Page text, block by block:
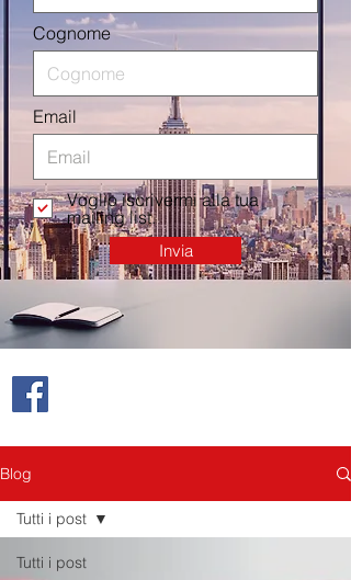
Cognome
Email
Voglio iscrivermi alla tua
mailing list.
Invia
Blog
Tutti i post
Tutti i post